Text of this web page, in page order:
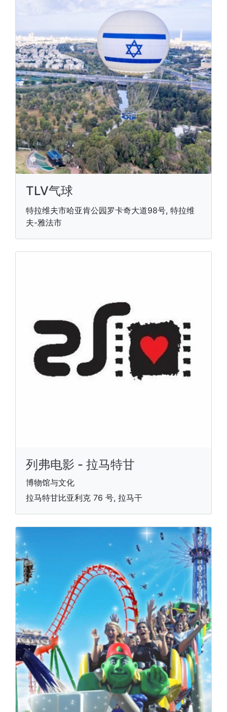
TLV气球
特拉维夫市哈亚肯公园罗卡奇大道98号, 特拉维
夫-雅法市
列弗电影 - 拉马特甘
博物馆与文化
拉马特甘比亚利克 76 号, 拉马干